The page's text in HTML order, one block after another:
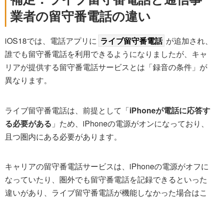
業者の留守番電話の違い
iOS18では、電話アプリに ライブ留守番電話 が追加され、
誰でも留守番電話を利用できるようになりましたが、キャ
リアが提供する留守番電話サービスとは「録音の条件」が
異なります。
ライブ留守番電話は、前提として「iPhoneが電話に応答す
る必要がある 」ため、iPhoneの電源がオンになっており、
且つ圏内にある必要があります。
キャリアの留守番電話サービスは、iPhoneの電源がオフに
なっていたり、圏外でも留守番電話を記録できるといった
違いがあり、ライブ留守番電話が機能しなかった場合はこ